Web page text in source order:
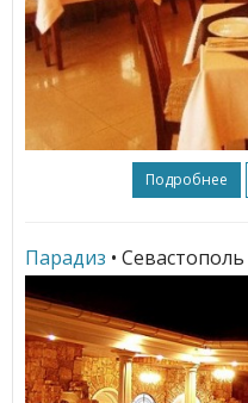
Подробнее
Парадиз • Севастополь